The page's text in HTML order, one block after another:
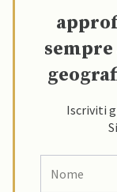
Iscriviti